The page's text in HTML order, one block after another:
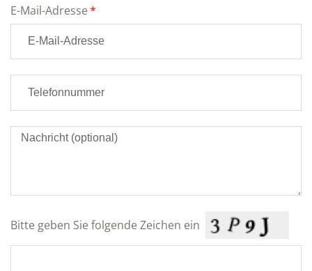
E-Mail-Adresse
Bitte geben Sie folgende Zeichen ein